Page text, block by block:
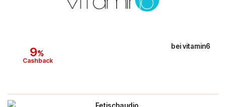
9%
Cashback
beivitamin6